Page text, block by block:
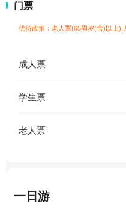
门票
优待政策：老人票(65周岁(含)以上),
成人票
学生票
老人票
一日游